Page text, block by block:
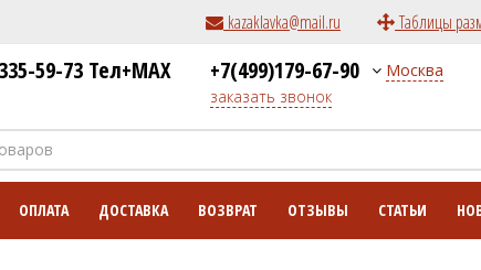
kazaklavka@mail.ru Таблицы
59-73 Тел+MAX +7(499)179-67-90
заказать звонок
Москва
ОПЛАТА ДОСТАВКА ВОЗВРАТ ОТЗЫВЫ СТАТЬИ